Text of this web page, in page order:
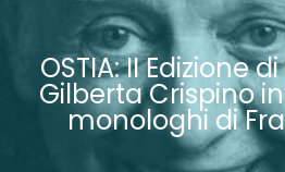
OSTIA: II Edizione
Gilberta Crispino
monologhi di